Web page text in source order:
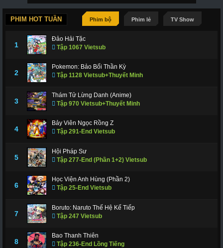
PHIM HOT TUẦN Phim bộ Phim lẻ TV Show
1
Đảo Hải Tặc
Tập 1067 Vietsub
2
Pokemon: Bảo Bối Thần Kỳ
Tập 1128 Vietsub+Thuyết Minh
3
Thám Tử Lừng Danh (Anime)
Tập 970 Vietsub+Thuyết Minh
4
Bảy Viên Ngọc Rồng Z
Tập 291-End Vietsub
5
Hội Pháp Sư
Tập 277-End (Phần 1+2) Vietsub
6
Học Viện Anh Hùng (Phần 2)
Tập 25-End Vietsub
7
Boruto: Naruto Thế Hệ Kế Tiếp
Tập 247 Vietsub
8
Bao Thanh Thiên
Tập 236-End Lồng Tiếng